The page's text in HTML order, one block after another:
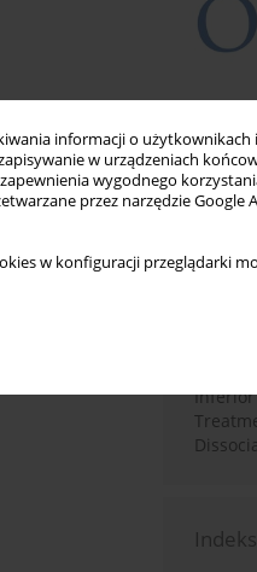
informacji o użytkownikach
w urządzeniach
wygodnego
przez narzędzie Google
w konfiguracji przeglądarki
Miesiąc
and
After